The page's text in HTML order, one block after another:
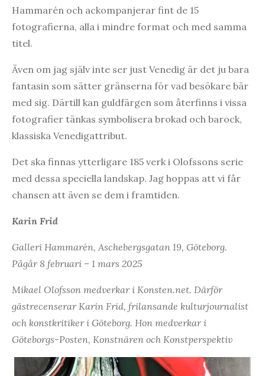
Hammarén och ackompanjerar fint de 15
fotografierna, alla i mindre format och med samma
titel.
Även om jag själv inte ser just Venedig är det ju bara
fantasin som sätter gränserna för vad besökare bär
med sig. Därtill kan guldfärgen som återfinns i vissa
fotografier tänkas symbolisera brokad och barock,
klassiska Venedigattribut.
Det ska finnas ytterligare 185 verk i Olofssons serie
med dessa speciella landskap. Jag hoppas att vi får
chansen att även se dem i framtiden.
Karin Frid
Galleri Hammarén, Aschebergsgatan 19, Göteborg.
Pågår 8 februari – 1 mars 2025
Mikael Olofsson medverkar i Konsten.net. Därför
gästrecenserar Karin Frid, frilansande kulturjournalist
och konstkritiker i Göteborg. Hon medverkar i
Göteborgs-Posten, Konstnären och Konstperspektiv